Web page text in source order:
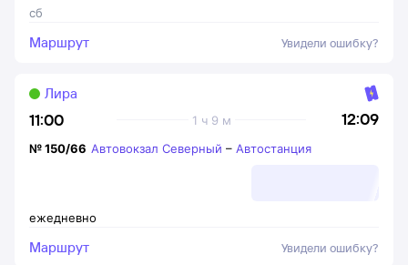
сб
Маршрут Увидели ошибку?
11:00 12:09
1 ч 9 м
Лира
ежедневно
№150/66 Автовокзал Северный – Автостанция
Маршрут Увидели ошибку?